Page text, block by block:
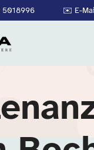
5018996 ✉️ E-Mail